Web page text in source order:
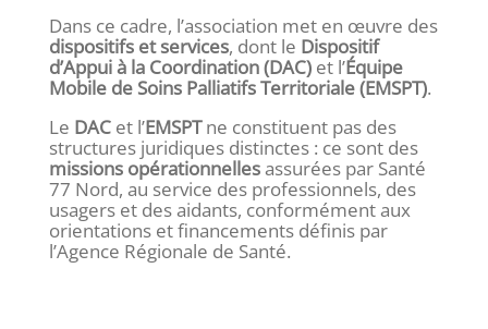
Dans ce cadre, l’association met en œuvre des
dispositifs et services, dont le Dispositif
d’Appui à la Coordination (DAC)et l’Équipe
Mobile de Soins Palliatifs Territoriale (EMSPT).
Le DACet l’EMSPTne constituent pas des
structures juridiques distinctes : ce sont des
missions opérationnellesassurées par Santé
77 Nord, au service des professionnels, des
usagers et des aidants, conformément aux
orientations et financements définis par
l’Agence Régionale de Santé.